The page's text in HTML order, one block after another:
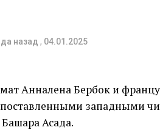
осведомленным о
на предоставление
для Сирии,
Байдена направлено
Сирии и новым
назад , 04.01.2025
Анналена Бербок и
западными
Асада.